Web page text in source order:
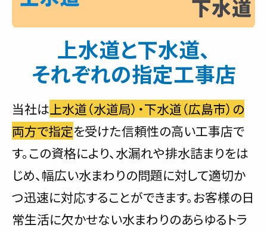
上水道と下水道、
それぞれの指定工事店
当社は 上水道（水道局）・下水道（広島市）の
両方で指定を受けた信頼性の高い工事店で
す。この資格により、水漏れや排水詰まりをは
じめ、幅広い水まわりの問題に対して適切か
つ迅速に対応することができます。お客様の日
常生活に欠かせない水まわりのあらゆるトラ